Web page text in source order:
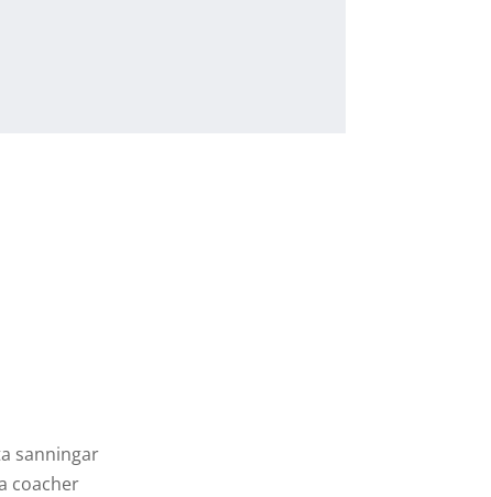
sanningar
coacher